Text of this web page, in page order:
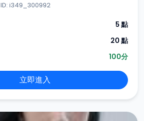
ID: i349_300992
5 點
20 點
100分
立即進入